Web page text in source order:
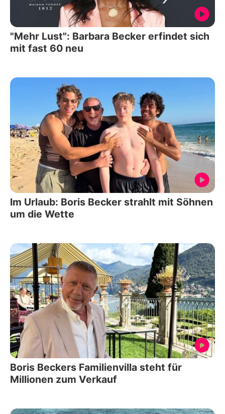
"Mehr Lust": Barbara Becker erfindet sich
mit fast 60 neu
Im Urlaub: Boris Becker strahlt mit Söhnen
um die Wette
Boris Beckers Familienvilla steht für
Millionen zum Verkauf